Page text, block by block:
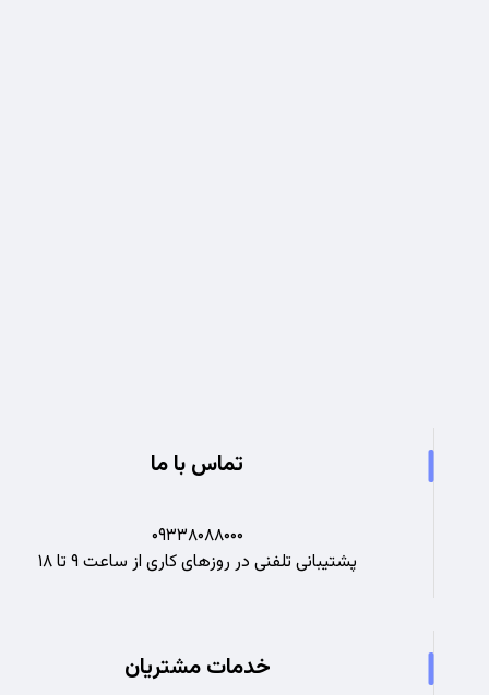
تماس با ما
۰۹۳۳۸۰۸۸۰۰۰
پشتیبانی تلفنی در روزهای کاری از ساعت ۹ تا ۱۸
خدمات مشتریان